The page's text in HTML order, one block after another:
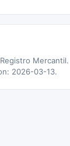
Mercantil.
2026-03-13.